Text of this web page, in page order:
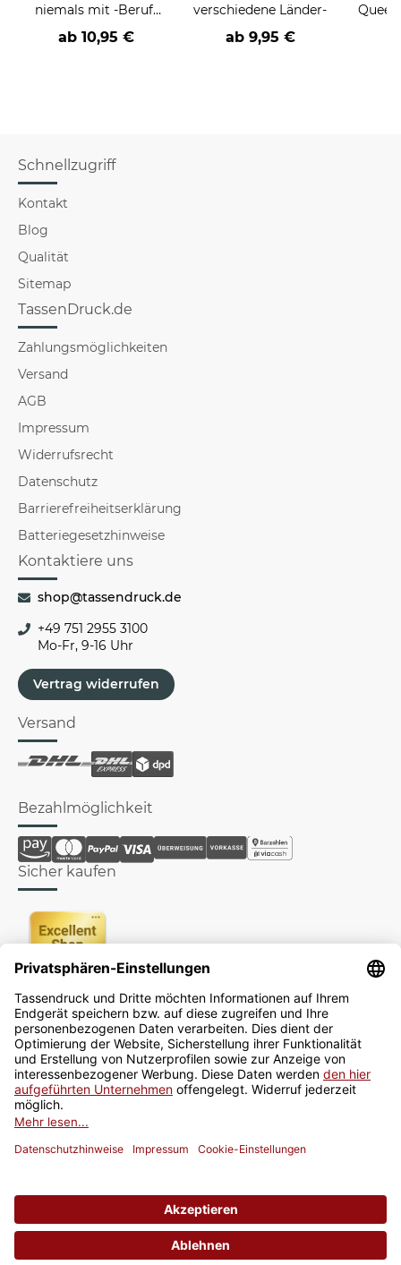
niemals mit -Beruf-
an
ab 10,95 €
verschiedene Länder-
ab 9,95 €
Schnellzugriff
Kontakt
Blog
Qualität
Sitemap
TassenDruck.de
Zahlungsmöglichkeiten
Versand
AGB
Impressum
Widerrufsrecht
Datenschutz
Barrierefreiheitserklärung
Batteriegesetzhinweise
Kontaktiere uns
shop@tassendruck.de
+49 751 2955 3100
Mo-Fr, 9-16 Uhr
Vertrag widerrufen
Versand
Bezahlmöglichkeit
Sicher kaufen
Newsletter